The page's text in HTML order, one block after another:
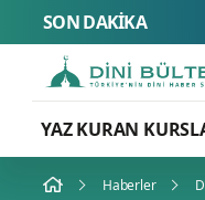
SON DAKİKA
YAZ KURAN
Haberler